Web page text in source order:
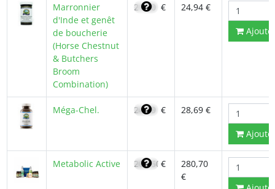
Marronnier
d'Inde et genêt
de boucherie
(Horse Chestnut
& Butchers
Broom
Combination)
21,20 € 24,94 €
Méga-Chel. 24,39 € 28,69 €
Metabolic Active 200,50 €
280,70
€